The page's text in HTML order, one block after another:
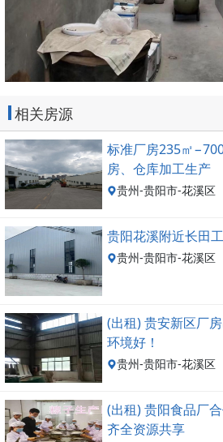
相关房源
标准厂房235㎡
房、仓库加工生产
贵州-贵阳市-花溪区
贵阳花溪附近长田
贵州-贵阳市-花溪区
(出租) 贵安新区厂
环境好！
贵州-贵阳市-花溪区
(出租) 贵阳食品厂
齐全资源共享